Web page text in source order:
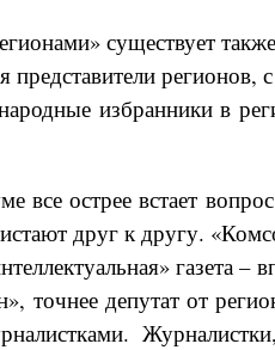
существует
представители регионов,
избранники в
все острее встает
друг к другу.
газета –
точнее депутат от